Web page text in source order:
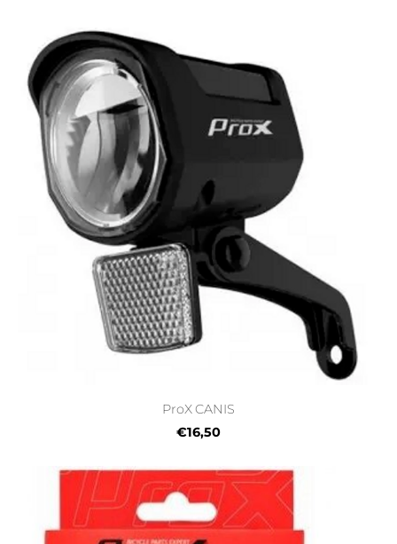
ProX CANIS
€16,50